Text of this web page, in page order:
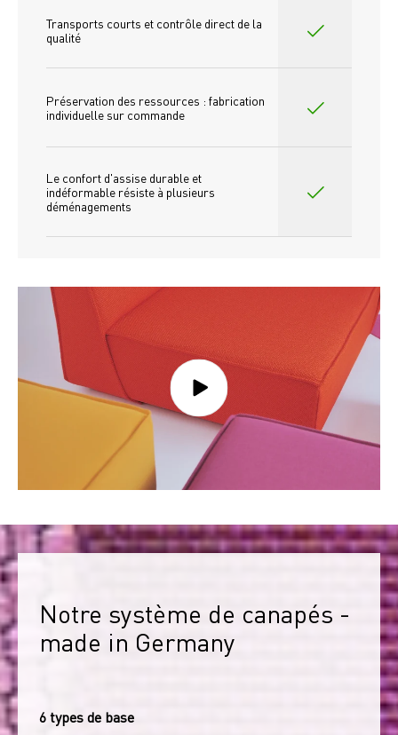
Transports courts et contrôle direct de la
qualité
Préservation des ressources : fabrication
individuelle sur commande
Le confort d'assise durable et
indéformable résiste à plusieurs
déménagements
Notre système de canapés -
made in Germany
6 types de base